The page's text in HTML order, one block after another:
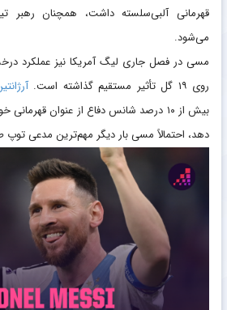
قهرمانی آلبی‌سلسته داشت، همچنان
می‌شود.
روی ۱۹ گل تأثیر مستقیم گذاشته است.
بیش از ۱۰ درصد شانس دفاع از عنوان
دهد، احتمالاً مسی بار دیگر مهم‌ترین مدعی توپ